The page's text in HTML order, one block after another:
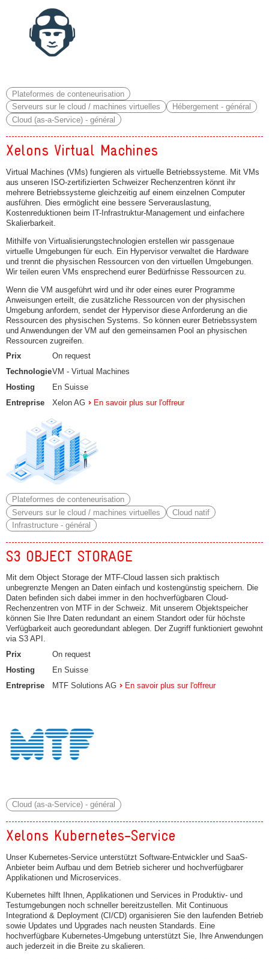
Plateformes de conteneurisation
Serveurs sur le cloud / machines virtuelles
Hébergement - général
Cloud (as-a-Service) - général
Xelons Virtual Machines
Virtual Machines (VMs) fungieren als virtuelle Betriebssysteme. Mit VMs
aus unseren ISO-zertifizierten Schweizer Rechenzentren könnt ihr
mehrere Betriebssysteme gleichzeitig auf einem einzelnen Computer
ausführen. Dies ermöglicht eine bessere Serverauslastung,
Kostenreduktionen beim IT-Infrastruktur-Management und einfachere
Skalierbarkeit.
Mithilfe von Virtualisierungstechnologien erstellen wir passgenaue
virtuelle Umgebungen für euch. Ein Hypervisor verwaltet die Hardware
und trennt die physischen Ressourcen von den virtuellen Umgebungen.
Wir teilen euren VMs ensprechend eurer Bedürfnisse Ressourcen zu.
Wenn die VM ausgeführt wird und ihr oder eines eurer Programme
Anweisungen erteilt, die zusätzliche Ressourcen von der physischen
Umgebung anfordern, sendet der Hypervisor diese Anforderung an die
Ressourcen des physischen Systems. So können eurer Betriebssystem
und Anwendungen der VM auf den gemeinsamen Pool an physischen
Ressourcen zugreifen.
Prix
On request
TechnologieVM - Virtual Machines
Hosting
En Suisse
Entreprise
Xelon AG En savoir plus sur l'offreur
Plateformes de conteneurisation
Serveurs sur le cloud / machines virtuelles
Cloud natif
Infrastructure - général
S3 OBJECT STORAGE
Mit dem Object Storage der MTF-Cloud lassen sich praktisch
unbegrenzte Mengen an Daten einfach und kostengünstig speichern. Die
Daten befinden sich dabei immer in den hochverfügbaren Cloud-
Rechenzentren von MTF in der Schweiz. Mit unserem Objektspeicher
können Sie Ihre Daten redundant an einem Standort oder für höchste
Verfügbarkeit auch georedundant ablegen. Der Zugriff funktioniert gewohnt
via S3 API.
Prix
On request
Hosting
En Suisse
Entreprise
MTF Solutions AG En savoir plus sur l'offreur
Cloud (as-a-Service) - général
Xelons Kubernetes-Service
Unser Kubernetes-Service unterstützt Software-Entwickler und SaaS-
Anbieter beim Aufbau und dem Betrieb sicherer und hochverfügbarer
Applikationen und Microservices.
Kubernetes hilft Ihnen, Applikationen und Services in Produktiv- und
Testumgebungen noch schneller bereitzustellen. Mit Continuous
Integrationd & Deployment (CI/CD) organisieren Sie den laufenden Betrieb
sowie Updates und Upgrades nach neusten Standards. Eine
hochverfügbare Kubernetes-Umgebung unterstützt Sie, Ihre Anwendungen
auch jederzeit in die Breite zu skalieren.